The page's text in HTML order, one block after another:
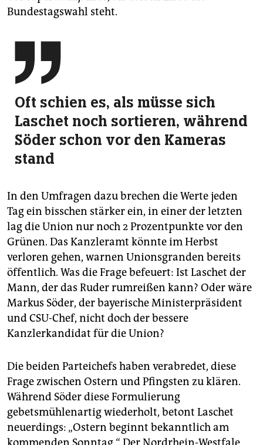
Bundestagswahl steht.

Oft schien es, als müsse sich
Laschet noch sortieren, während
Söder schon vor den Kameras
stand
In den Umfragen dazu brechen die Werte jeden
Tag ein bisschen stärker ein, in einer der letzten
lag die Union nur noch 2 Prozentpunkte vor den
Grünen. Das Kanzleramt könnte im Herbst
verloren gehen, warnen Unionsgranden bereits
öffentlich. Was die Frage befeuert: Ist Laschet der
Mann, der das Ruder rumreißen kann? Oder wäre
Markus Söder, der bayerische Ministerpräsident
und CSU-Chef, nicht doch der bessere
Kanzlerkandidat für die Union?
Die beiden Parteichefs haben verabredet, diese
Frage zwischen Ostern und Pfingsten zu klären.
Während Söder diese Formulierung
gebetsmühlenartig wiederholt, betont Laschet
neuerdings: „Ostern beginnt bekanntlich am